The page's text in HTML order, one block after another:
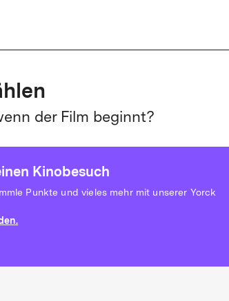
der Film beginnt?
Kinobesuch
Punkte und vieles mehr mit unserer Yorck